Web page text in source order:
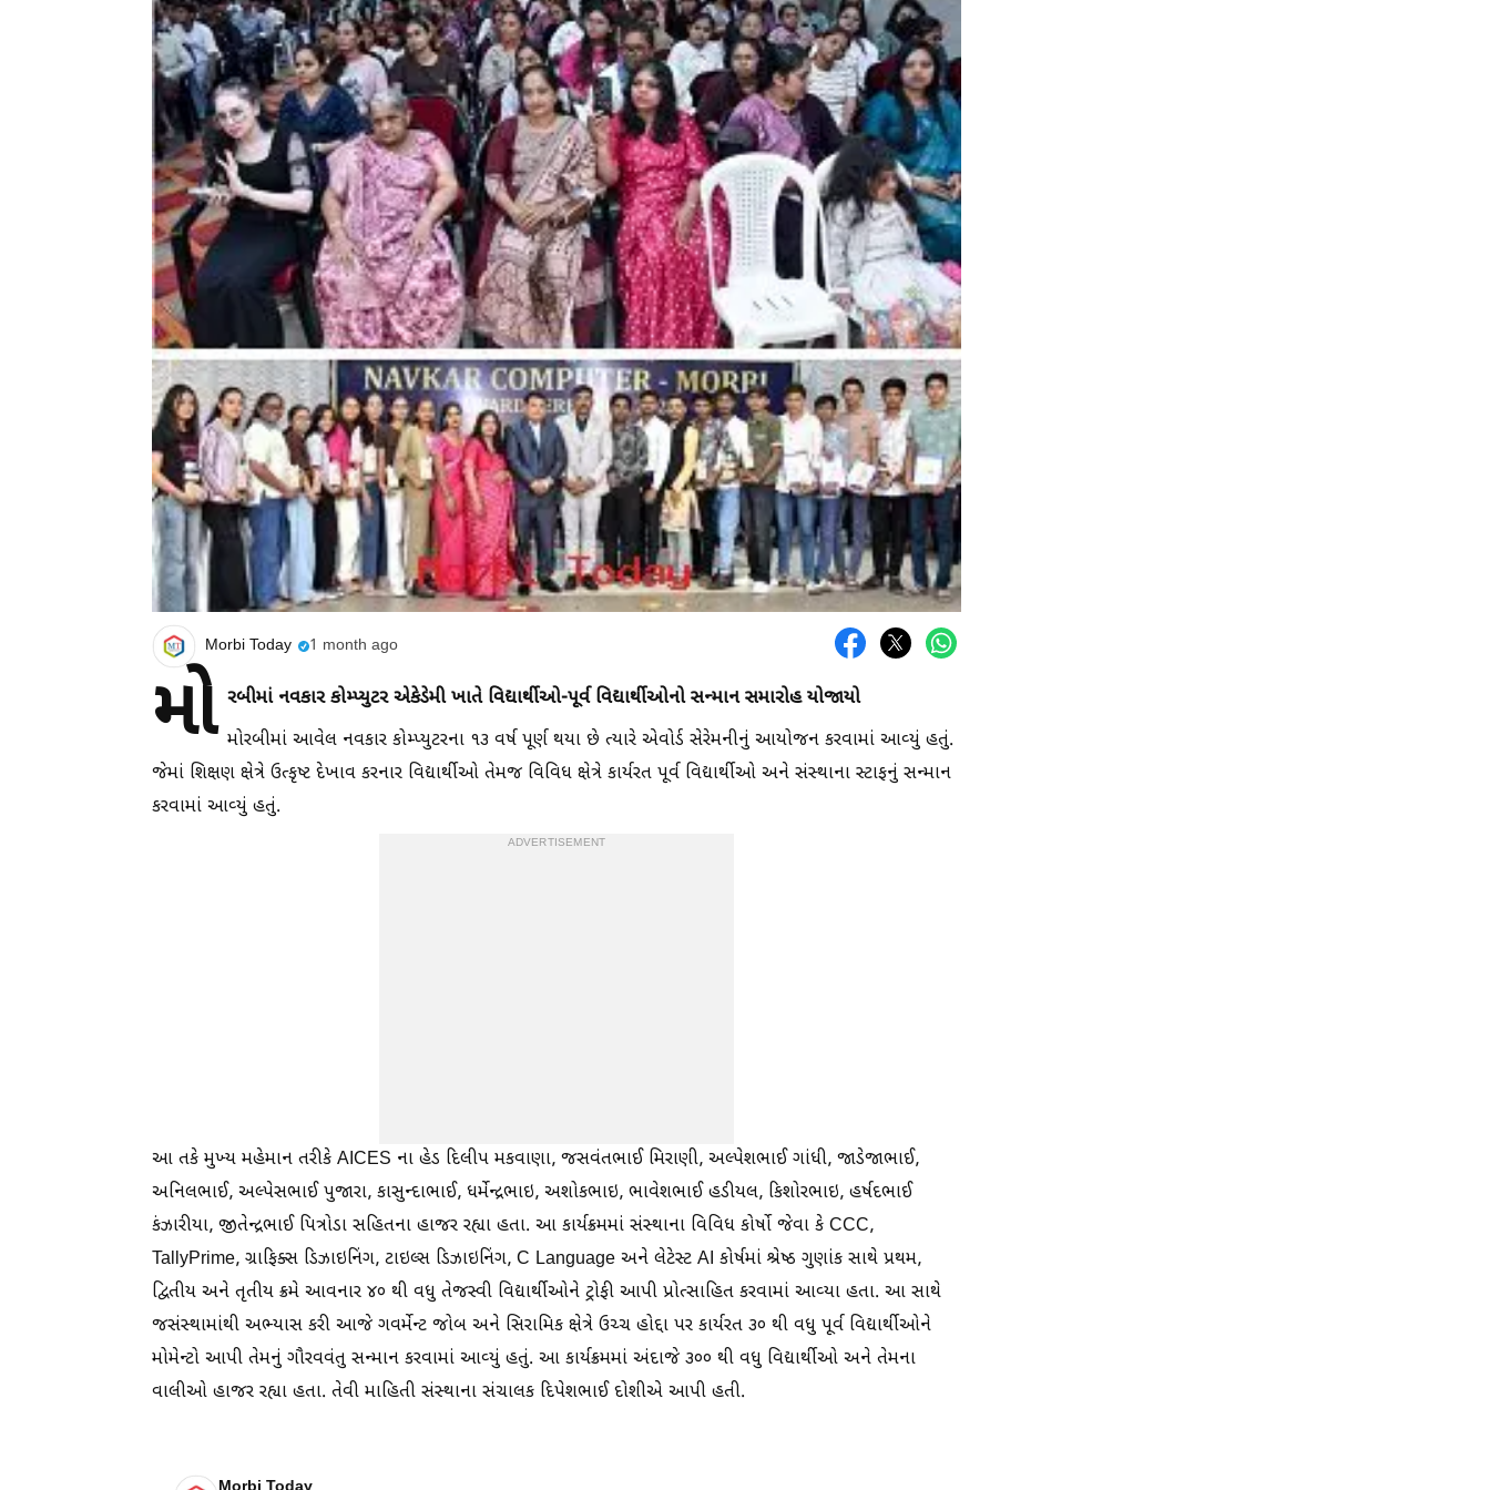
Morbi Today 1 month ago
મો રબીમાં નવકાર કોમ્પ્યુટર એકેડેમી ખાતે વિદ્યાર્થીઓ-પૂર્વ વિદ્યાર્થીઓનો સન્માન સમારોહ યોજાયો
મોરબીમાં આવેલ નવકાર કોમ્પ્યુટરના ૧૩ વર્ષ પૂર્ણ થયા છે ત્યારે એવોર્ડ સેરેમનીનું આયોજન કરવામાં આવ્યું હતું.
જેમાં શિક્ષણ ક્ષેત્રે ઉત્કૃષ્ટ દેખાવ કરનાર વિદ્યાર્થીઓ તેમજ વિવિધ ક્ષેત્રે કાર્યરત પૂર્વ વિદ્યાર્થીઓ અને સંસ્થાના સ્ટાફનું સન્માન
કરવામાં આવ્યું હતું.
ADVERTISEMENT
આ તકે મુખ્ય મહેમાન તરીકે AICES ના હેડ દિલીપ મકવાણા, જસવંતભાઈ મિરાણી, અલ્પેશભાઈ ગાંધી, જાડેજાભાઈ,
અનિલભાઈ, અલ્પેસભાઈ પુજારા, કાસુન્દાભાઈ, ધર્મેન્દ્રભાઇ, અશોકભાઇ, ભાવેશભાઈ હડીયલ, કિશોરભાઇ, હર્ષદભાઈ
કંઝારીયા, જીતેન્દ્રભાઈ પિત્રોડા સહિતના હાજર રહ્યા હતા. આ કાર્યક્રમમાં સંસ્થાના વિવિધ કોર્ષો જેવા કે CCC,
TallyPrime, ગ્રાફિક્સ ડિઝાઇનિંગ, ટાઇલ્સ ડિઝાઇનિંગ, C Language અને લેટેસ્ટ AI કોર્ષમાં શ્રેષ્ઠ ગુણાંક સાથે પ્રથમ,
દ્વિતીય અને તૃતીય ક્રમે આવનાર ૪૦ થી વધુ તેજસ્વી વિદ્યાર્થીઓને ટ્રોફી આપી પ્રોત્સાહિત કરવામાં આવ્યા હતા. આ સાથે
જસંસ્થામાંથી અભ્યાસ કરી આજે ગવર્મેન્ટ જોબ અને સિરામિક ક્ષેત્રે ઉચ્ચ હોદ્દા પર કાર્યરત ૩૦ થી વધુ પૂર્વ વિદ્યાર્થીઓને
મોમેન્ટો આપી તેમનું ગૌરવવંતુ સન્માન કરવામાં આવ્યું હતું. આ કાર્યક્રમમાં અંદાજે ૩૦૦ થી વધુ વિદ્યાર્થીઓ અને તેમના
વાલીઓ હાજર રહ્યા હતા. તેવી માહિતી સંસ્થાના સંચાલક દિપેશભાઈ દોશીએ આપી હતી.